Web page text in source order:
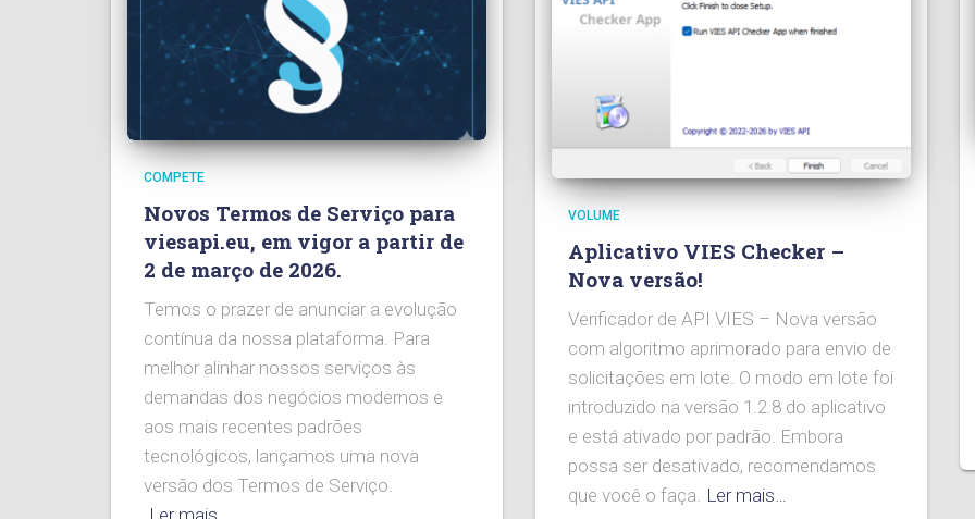
COMPETE
Novos Termos de Serviço para
viesapi.eu, em vigor a partir de
2 de março de 2026.
Temos o prazer de anunciar a evolução
contínua da nossa plataforma. Para
melhor alinhar nossos serviços às
demandas dos negócios modernos e
aos mais recentes padrões
tecnológicos, lançamos uma nova
versão dos Termos de Serviço.
Ler mais…
VOLUME
Aplicativo VIES Checker –
Nova versão!
Verificador de API VIES – Nova versão
com algoritmo aprimorado para envio de
solicitações em lote. O modo em lote foi
introduzido na versão 1.2.8 do aplicativo
e está ativado por padrão. Embora
possa ser desativado, recomendamos
que você o faça. Ler mais…